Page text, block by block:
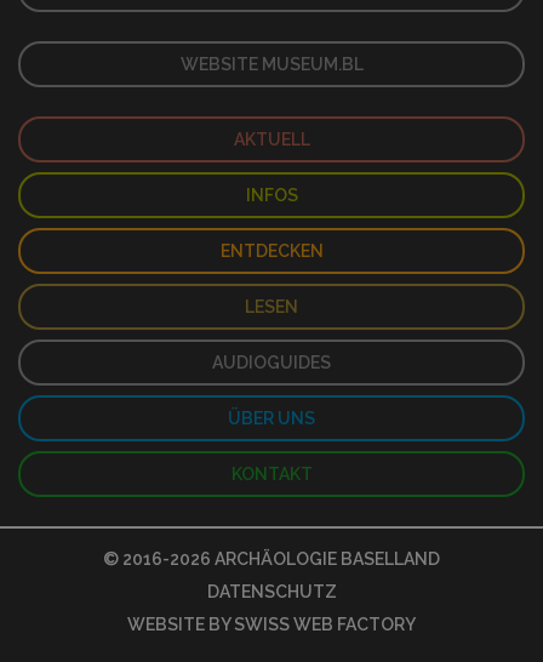
WEBSITE MUSEUM.BL
AKTUELL
INFOS
ENTDECKEN
LESEN
AUDIOGUIDES
ÜBER UNS
KONTAKT
© 2016-2026 ARCHÄOLOGIE BASELLAND
DATENSCHUTZ
WEBSITE BYSWISS WEB FACTORY